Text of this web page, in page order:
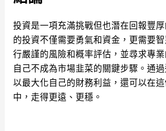
投資是一項充滿挑戰但也潛在回報豐
的投資不僅需要勇氣和資金，更需要
行嚴謹的風險和概率評估，並尋求專
自己不成為市場韭菜的關鍵步驟。通
以最大化自己的財務利益，還可以在
中，走得更遠、更穩。